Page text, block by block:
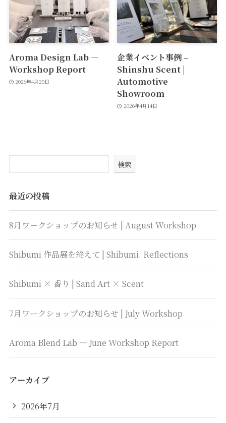
Aroma Design Lab —
Workshop Report
2026年4月20日
企業イベント事例 –
Shinshu Scent |
Automotive
Showroom
2026年4月14日
検索
最近の投稿
8月ワークショップのお知らせ | August Workshop
Shibumi 作品展を終えて | Shibumi: Reflections
Shibumi × 香り | Sand Art × Scent
7月ワークショップのお知らせ | July Workshop
Aroma Blend Lab — June Workshop Report
アーカイブ
2026年7月